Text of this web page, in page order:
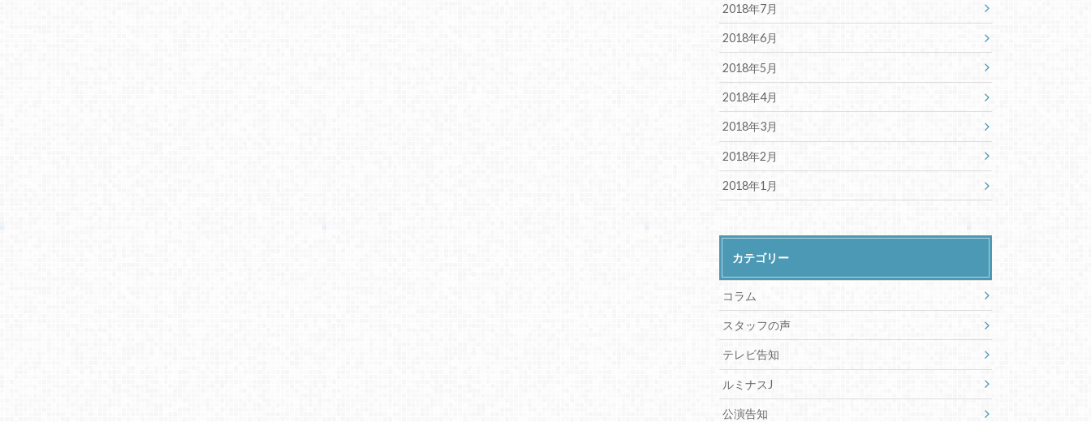
2018年7月
2018年6月
2018年5月
2018年4月
2018年3月
2018年2月
2018年1月
カテゴリー
コラム
スタッフの声
テレビ告知
ルミナスJ
公演告知